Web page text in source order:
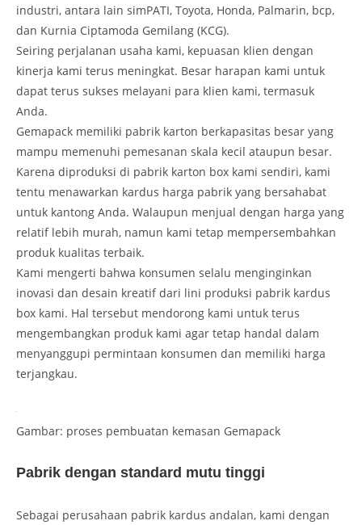
industri, antara lain simPATI, Toyota, Honda, Palmarin, bcp,
dan Kurnia Ciptamoda Gemilang (KCG).
Seiring perjalanan usaha kami, kepuasan klien dengan
kinerja kami terus meningkat. Besar harapan kami untuk
dapat terus sukses melayani para klien kami, termasuk
Anda.
Gemapack memiliki pabrik karton berkapasitas besar yang
mampu memenuhi pemesanan skala kecil ataupun besar.
Karena diproduksi di pabrik karton box kami sendiri, kami
tentu menawarkan kardus harga pabrik yang bersahabat
untuk kantong Anda. Walaupun menjual dengan harga yang
relatif lebih murah, namun kami tetap mempersembahkan
produk kualitas terbaik.
Kami mengerti bahwa konsumen selalu menginginkan
inovasi dan desain kreatif dari lini produksi pabrik kardus
box kami. Hal tersebut mendorong kami untuk terus
mengembangkan produk kami agar tetap handal dalam
menyanggupi permintaan konsumen dan memiliki harga
terjangkau.
Gambar: proses pembuatan kemasan Gemapack
Pabrik dengan standard mutu tinggi
Sebagai perusahaan pabrik kardus andalan, kami dengan